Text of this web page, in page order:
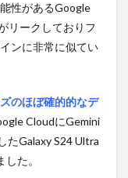
性があるGoogle
リークしておりフ
ンに非常に似てい
のほぼ確的的なデ
CloudにGemini
たGalaxy S24 Ultra
た。